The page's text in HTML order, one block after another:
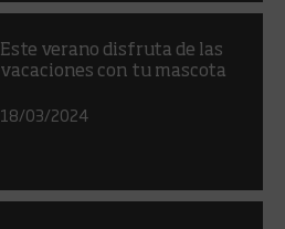
Este verano disfruta de las
vacaciones con tu mascota
18/03/2024